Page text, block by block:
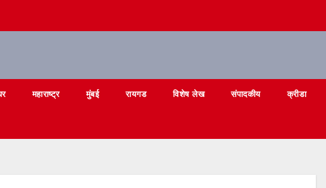
महाराष्ट्र मुंबई रायगड विशेष लेख संपादकीय क्रीडा